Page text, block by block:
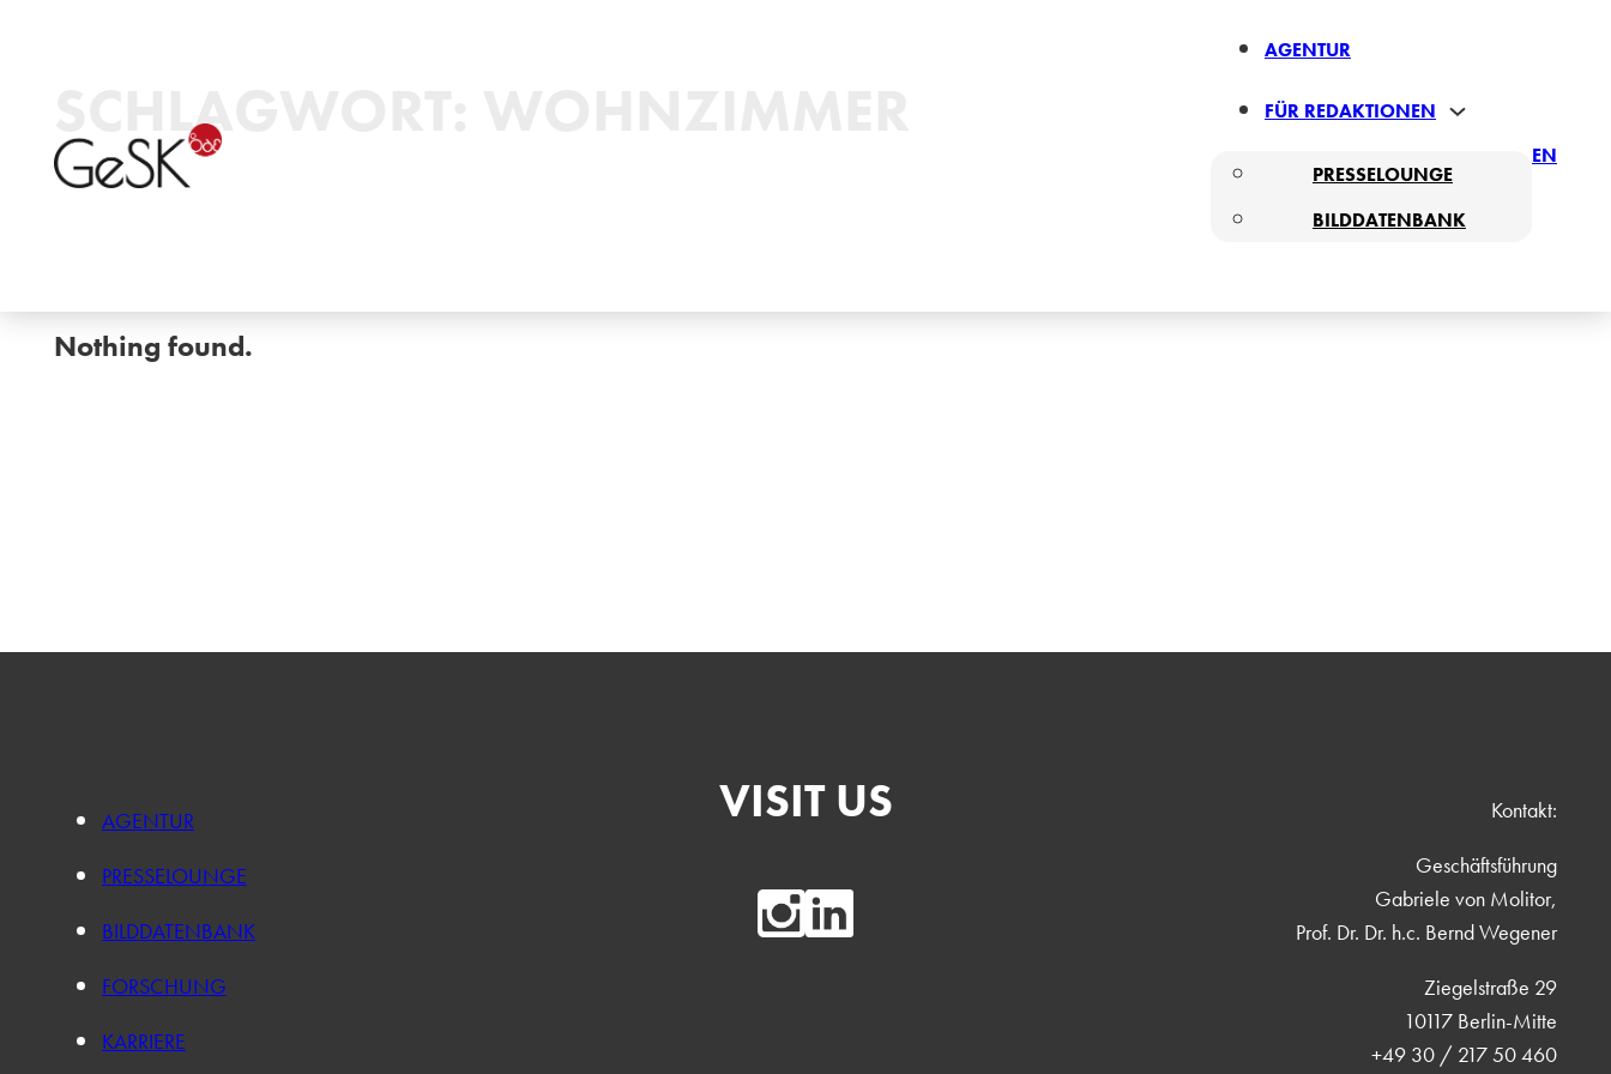
AGENTUR
FÜR REDAKTIONEN
PRESSELOUNGE
BILDDATENBANK
EN
SCHLAGWORT:
Nothing found.
AGENTUR
PRESSELOUNGE
BILDDATENBANK
FORSCHUNG
KARRIERE
VISIT US
Kontakt:
Geschäftsführung
Gabriele von Molitor,
Prof. Dr. Dr. h.c. Bernd Wegener
Ziegelstraße 29
10117 Berlin-Mitte
+49 30 / 217 50 460